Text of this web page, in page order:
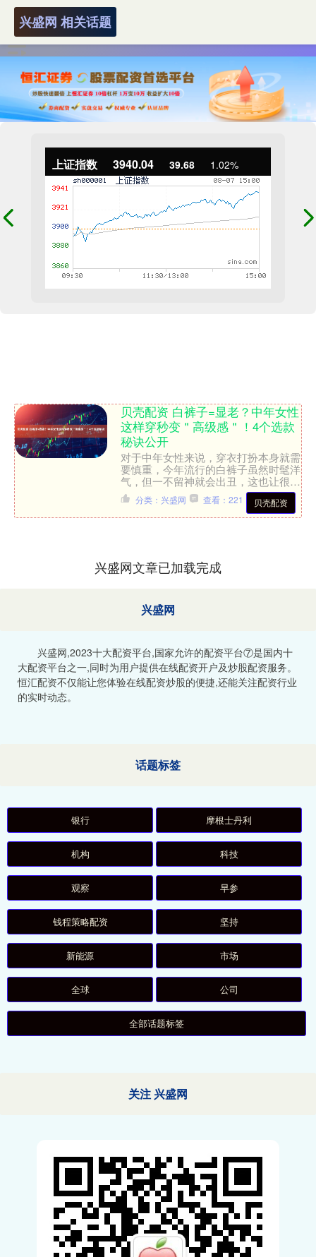
上证指数 3940.04 39.68 1.02%
兴盛网 相关话题
贝壳配资 白裤子=显老？中年女性
这样穿秒变＂高级感＂！4个选款
秘诀公开
对于中年女性来说，穿衣打扮本身就需
要慎重，今年流行的白裤子虽然时髦洋
气，但一不留神就会出丑，这也让很多
中年姐妹又爱又恨。 爱是因为它好看
的时候是真好看，轻而易举....贝壳配资
分类：兴盛网 查看：221
兴盛网文章已加载完成
兴盛网
兴盛网,2023十大配资平台,国家允许的配资平台⑦是国内十
大配资平台之一,同时为用户提供在线配资开户及炒股配资服务。
恒汇配资不仅能让您体验在线配资炒股的便捷,还能关注配资行业
的实时动态。
话题标签
银行 摩根士丹利
机构 科技
观察 早参
钱程策略配资 坚持
新能源 市场
全球 公司
全部话题标签
关注 兴盛网